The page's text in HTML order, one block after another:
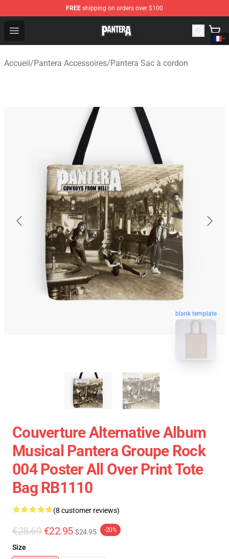
FREE shipping on orders over $100
Open menu
Pantera Store - Official Pantera Merchandise Shop
Accueil/Pantera Accessoires/Pantera Sac à cordon
blank template
Couverture Alternative Album
Musical Pantera Groupe Rock
004 Poster All Over Print Tote
Bag RB1110
(8 customer reviews)
€28.69 €22.95 $24.95 -20%
Size